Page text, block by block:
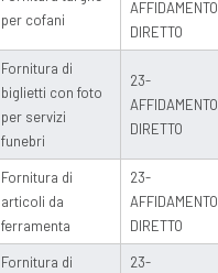
per cofani
AFFIDAMENTO
DIRETTO
Fornitura di
biglietti con foto
per servizi
funebri
23-
AFFIDAMENTO
DIRETTO
Fornitura di
articoli da
ferramenta
23-
AFFIDAMENTO
DIRETTO
Fornitura di
23-